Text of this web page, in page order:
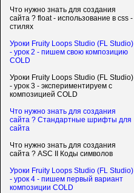
Что нужно знать для создания
сайта ? float - использование в css -
стилях
Уроки Fruity Loops Studio (FL Studio)
- урок 2 - пишем свою композицию
COLD
Уроки Fruity Loops Studio (FL Studio)
- урок 3 - экспериментируем с
композицией COLD
Что нужно знать для создания
сайта ? Стандартные шрифты для
сайта
Что нужно знать для создания
сайта ? ASC II Коды символов
Уроки Fruity Loops Studio (FL Studio)
- урок 4 - пишем первый вариант
композиции COLD